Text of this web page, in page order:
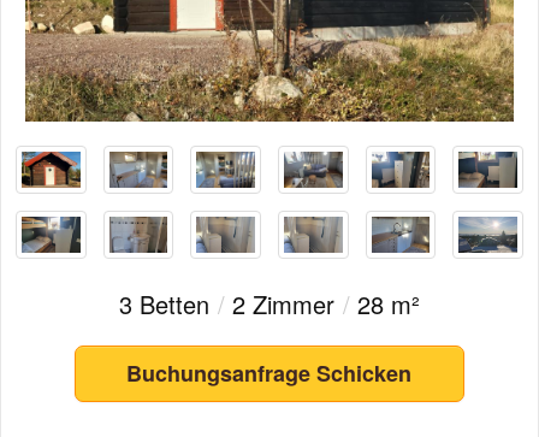
3 Betten /2 Zimmer /28 m²
Buchungsanfrage Schicken